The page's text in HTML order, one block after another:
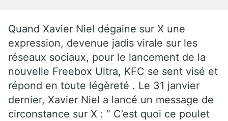
Quand Xavier Niel dégaine sur X une
expression, devenue jadis virale sur les
réseaux sociaux, pour le lancement de la
nouvelle Freebox Ultra, KFC se sent visé et
répond en toute légèreté . Le 31 janvier
dernier, Xavier Niel a lancé un message de
circonstance sur X : ” C’est quoi ce poulet